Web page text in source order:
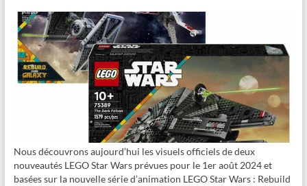
Nous découvrons aujourd’hui les visuels officiels de deux
nouveautés LEGO Star Wars prévues pour le 1er août 2024 et
basées sur la nouvelle série d’animation LEGO Star Wars : Rebuild